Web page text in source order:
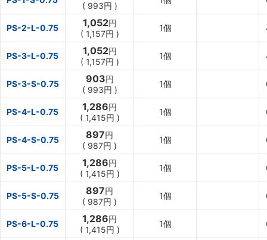
・インデックス。
・各種事務用品。
・メガホン。
・かばん。
・作業台のトップシート。
( 993円 )
PS-2-L-0.75 1,052円
( 1,157円 )
1個
PS-3-L-0.75 1,052円
( 1,157円 )
1個
PS-3-S-0.75 903円
( 993円 )
1個
PS-4-L-0.75 1,286円
( 1,415円 )
1個
PS-4-S-0.75 897円
( 987円 )
1個
PS-5-L-0.75 1,286円
( 1,415円 )
1個
PS-5-S-0.75 897円
( 987円 )
1個
PS-6-L-0.75 1,286円
( 1,415円 )
1個